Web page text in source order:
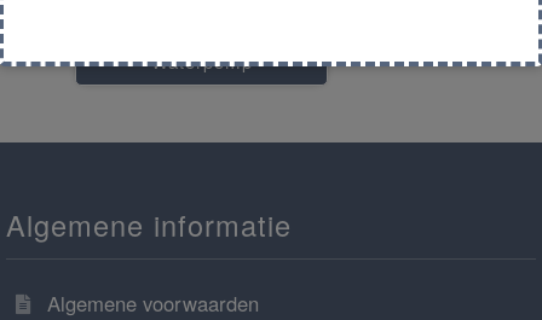
Waterpomp
Algemene informatie
Algemene voorwaarden